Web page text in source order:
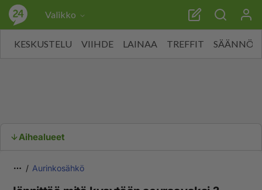
Valikko
KESKUSTELU VIIHDE LAINAA TREFFIT SÄÄNNÖT
Aihealueet
Aurinkosähkö